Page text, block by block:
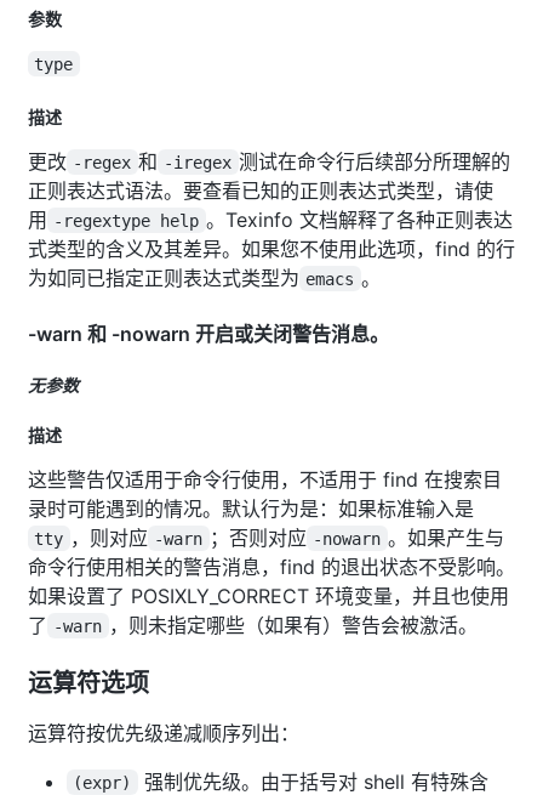
参数
type
描述
更改 -regex 和 -iregex 测试在命令行后续部分所理解的
正则表达式语法。要查看已知的正则表达式类型，请使
用 -regextype help 。Texinfo 文档解释了各种正则表达
式类型的含义及其差异。如果您不使用此选项，find 的行
为如同已指定正则表达式类型为 emacs 。
-warn 和 -nowarn 开启或关闭警告消息。
无参数
描述
这些警告仅适用于命令行使用，不适用于 find 在搜索目
录时可能遇到的情况。默认行为是：如果标准输入是
tty ，则对应 -warn ；否则对应 -nowarn 。如果产生与
命令行使用相关的警告消息，find 的退出状态不受影响。
如果设置了 POSIXLY_CORRECT 环境变量，并且也使用
了 -warn ，则未指定哪些（如果有）警告会被激活。
运算符选项
运算符按优先级递减顺序列出：
(expr)
强制优先级。由于括号对 shell 有特殊含